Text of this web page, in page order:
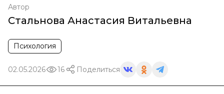
Автор
Стальнова Анастасия Витальевна
Психология
02.05.2026 16 Поделиться